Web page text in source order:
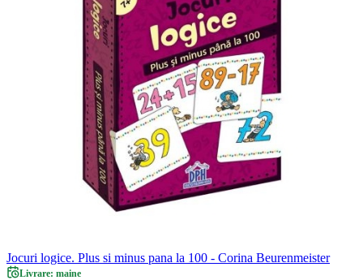
Jocuri logice. Plus si minus pana la 100 - Corina Beurenmeister
Livrare: maine